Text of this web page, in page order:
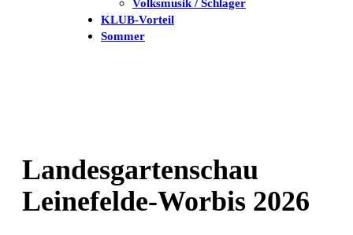
KLUB-Vorteil
Sommer
Landesgartenschau
Leinefelde-Worbis 2026